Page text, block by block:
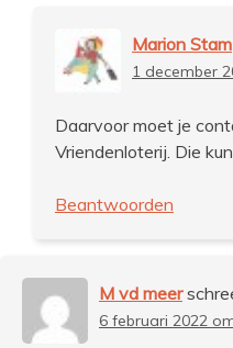
Marion Stam
1 december
Daarvoor moet je
Vriendenloterij. Die
Beantwoorden
M vd meer
6 februari 2022